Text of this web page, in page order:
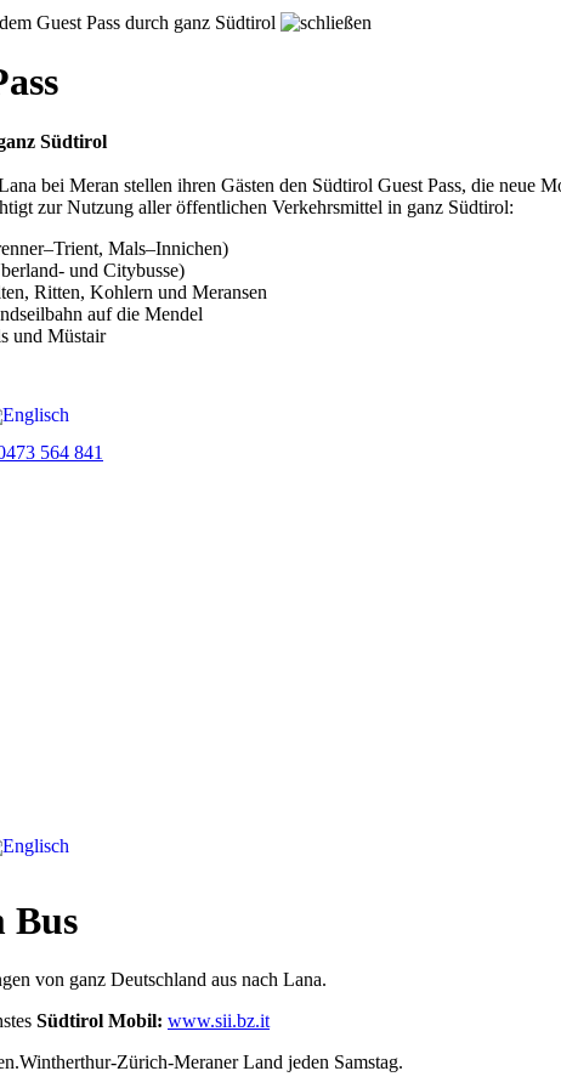
Guest Pass durch ganz Südtirol
Südtirol
bei Meran stellen ihren Gästen den Südtirol Guest Pass, die neue
zur Nutzung aller öffentlichen Verkehrsmittel in ganz Südtirol:
Mals–Innichen)
und Citybusse)
Ritten, Kohlern und Meransen
auf die Mendel
und Müstair
564 841
Bus
von ganz Deutschland aus nach Lana.
Südtirol Mobil: www.sii.bz.it
Zürich-Meraner Land jeden Samstag.